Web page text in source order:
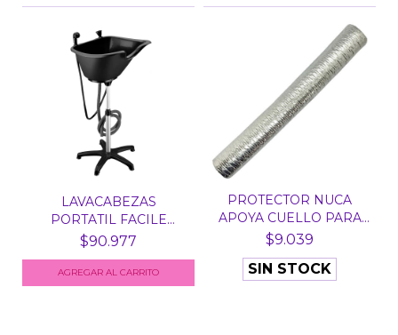
LAVACABEZAS
PORTATIL FACILE
DOMPEL ART....
$90.977
PROTECTOR NUCA
APOYA CUELLO PARA
LAVACAB...
$9.039
SIN STOCK